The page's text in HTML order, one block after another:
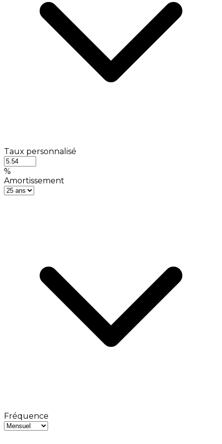
Taux personnalisé
%
Amortissement
Fréquence